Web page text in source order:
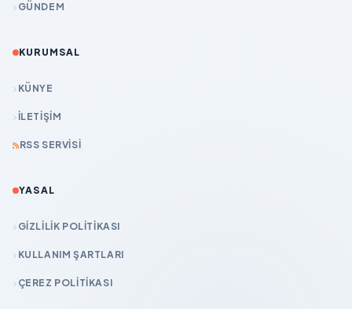
GÜNDEM
KURUMSAL
KÜNYE
İLETIŞIM
RSS SERVISI
YASAL
GIZLILIK POLITIKASI
KULLANIM ŞARTLARI
ÇEREZ POLITIKASI